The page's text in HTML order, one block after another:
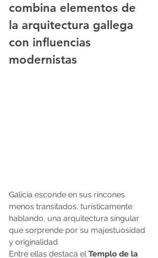
combina elementos de
la arquitectura gallega
con influencias
modernistas
Galicia esconde en sus rincones
menos transitados, turísticamente
hablando, una arquitectura singular
que sorprende por su majestuosidad
y originalidad
Entre ellas destaca el Templo de la